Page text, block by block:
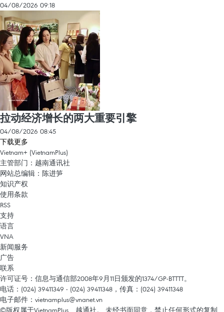
04/08/2026 09:18
拉动经济增长的两大重要引擎
04/08/2026 08:45
下载更多
Vietnam+ (VietnamPlus)
主管部门：越南通讯社
网站总编辑：陈进笋
知识产权
使用条款
RSS
支持
语言
VNA
新闻服务
广告
联系
许可证号：信息与通信部2008年9月11日颁发的1374/GP-BTTTT。
电话：(024) 39411349 - (024) 39411348，传真：(024) 39411348
电子邮件： vietnamplus@vnanet.vn
©版权属于VietnamPlus、越通社。 未经书面同意，禁止任何形式的复制